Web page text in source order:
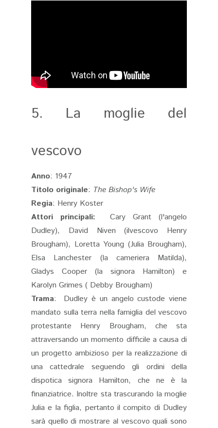
5. La moglie del
vescovo
Anno: 1947
Titolo originale: The Bishop's Wife
Regia: Henry Koster
Attori principali:
Cary Grant (l'angelo
Dudley), David Niven (ilvescovo Henry
Brougham), Loretta Young (Julia Brougham),
Elsa Lanchester
(la cameriera Matilda),
Gladys Cooper (la signora Hamilton)
e
Karolyn Grimes ( Debby Brougham)
Trama: Dudley è un angelo custode viene
mandato sulla terra nella famiglia del vescovo
protestante Henry Brougham, che sta
attraversando un momento difficile a causa di
un progetto ambizioso per la realizzazione di
una cattedrale seguendo gli ordini della
dispotica signora Hamilton, che ne è la
finanziatrice. Inoltre sta trascurando la moglie
Julia e la figlia, pertanto il compito di Dudley
sarà quello di mostrare al vescovo quali sono